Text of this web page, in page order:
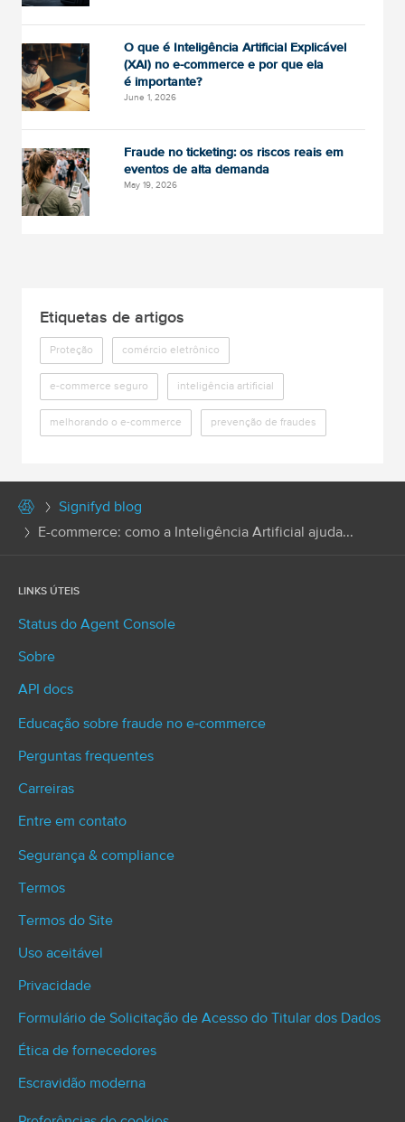
O que é Inteligência Artificial Explicável
(XAI) no e-commerce e por que ela
é importante?
June 1, 2026
Fraude no ticketing: os riscos reais em
eventos de alta demanda
May 19, 2026
Etiquetas de artigos
Proteção comércio eletrônico
e-commerce seguro inteligência artificial
melhorando o e-commerce prevenção de fraudes
Signifyd blog
E-commerce: como a Inteligência Artificial ajuda...
LINKS ÚTEIS
Status do Agent Console
Sobre
API docs
Educação sobre fraude no e‑commerce
Perguntas frequentes
Carreiras
Entre em contato
Segurança & compliance
Termos
Termos do Site
Uso aceitável
Privacidade
Formulário de Solicitação de Acesso do Titular dos Dados
Ética de fornecedores
Escravidão moderna